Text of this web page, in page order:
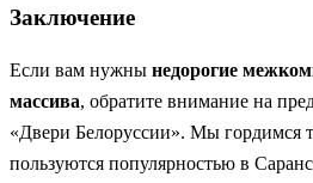
Заключение
Если вам нужны недорогие
массива, обратите внимание на
«Двери Белоруссии». Мы гордимся
пользуются популярностью в